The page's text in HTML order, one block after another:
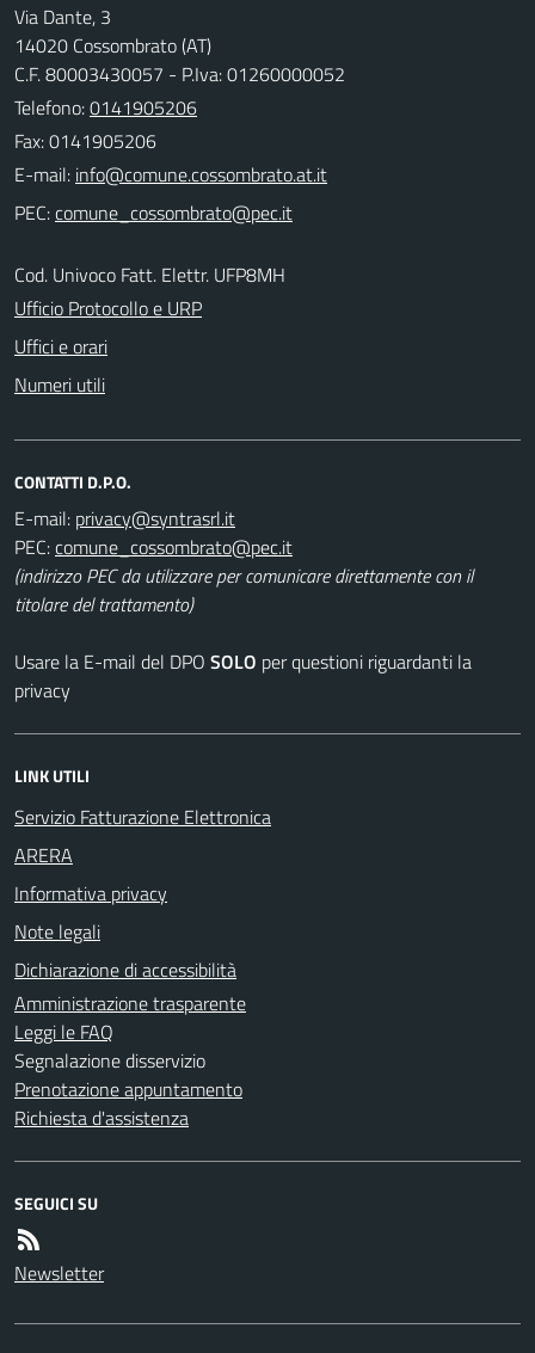
Via Dante, 3
14020 Cossombrato (AT)
C.F. 80003430057 - P.Iva: 01260000052
Telefono:0141905206
Fax: 0141905206
E-mail:
PEC:
Cod. Univoco Fatt. Elettr. UFP8MH
Ufficio Protocollo e URP
Uffici e orari
Numeri utili
CONTATTI D.P.O.
E-mail:
PEC:
(indirizzo PEC da utilizzare per comunicare direttamente con il
titolare del trattamento)
Usare la E-mail del DPO SOLO per questioni riguardanti la
privacy
LINK UTILI
Servizio Fatturazione Elettronica
ARERA
Informativa privacy
Note legali
Dichiarazione di accessibilità
Amministrazione trasparente
Leggi le FAQ
Segnalazione disservizio
Prenotazione appuntamento
Richiesta d'assistenza
SEGUICI SU
Newsletter